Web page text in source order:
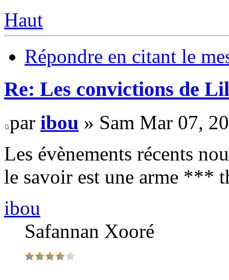
Haut
Répondre en citant le
Re: Les convictions de
par ibou » Sam Mar 07,
Les évènements récents
le savoir est une arme ***
ibou
Safannan Xooré